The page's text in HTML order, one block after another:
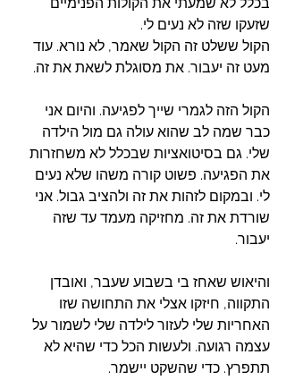
שזעקו שזה לא נעים לי.
הקול ששלט זה הקול שאמר, לא נורא. עוד
מעט זה יעבור. את מסוגלת לשאת את זה.
הקול הזה לגמרי שייך לפגיעה. והיום אני
כבר שמה לב שהוא עולה גם מול הילדה
שלי. גם בסיטואציות שבכלל לא משחזרות
את הפגיעה. פשוט קורה משהו שלא נעים
לי. ובמקום לזהות את זה ולהציב גבול. אני
שורדת את זה. מחזיקה מעמד עד שזה
יעבור.
והיאוש שאחז בי בשבוע שעבר, ואובדן
התקווה, חיזקו אצלי את התחושה שזו
האחריות שלי לעזור לילדה שלי לשמור על
עצמה רגועה. ולעשות הכל כדי שהיא לא
תתפרץ. כדי שהשקט יישמר.